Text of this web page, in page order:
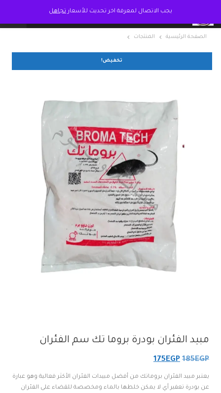
الصفحة الرئيسية المنتجات
تخفيض!
مبيد الفئران بودرة بروما تك سم الفئران
185EGP
السعر
الأصلي
هو:
175EGP
السعر
الحالي
هو:
يعتبر مبيد الفئران بروماتك من أفضل مبيدات الفئران الأكثر فعالية وهو عبارة
عن بودرة تعفير أي لا يمكن خلطها بالماء ومخصصة للقضاء على الفئران
يجب الاتصال لمعرفة اخر تحديث للأسعار تجاهل